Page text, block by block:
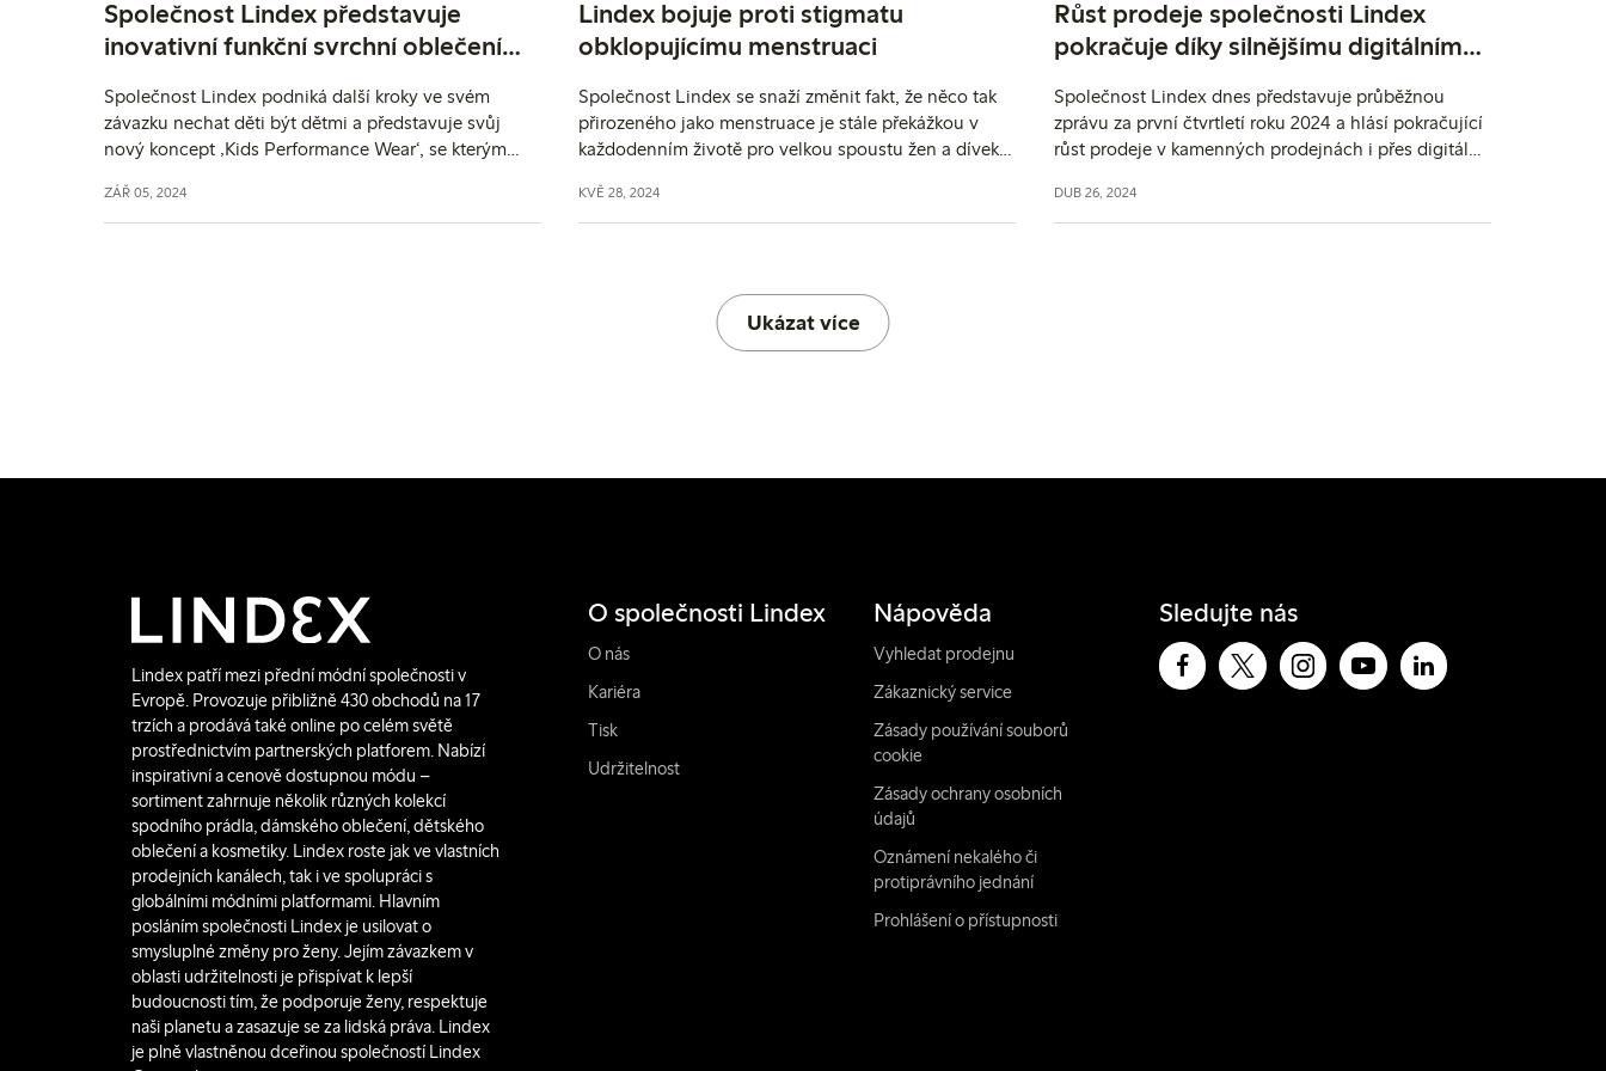
Společnost Lindex představuje
inovativní funkční svrchní oblečení
Společnost Lindex podniká další kroky ve svém
závazku nechat děti být dětmi a představuje svůj
nový koncept ‚Kids Performance Wear‘, se kterým
svrchního oblečení. Inovativní oděvy, které jsou
vyrobeny s přelomovým kinetickým designem, se
ZÁŘ 05, 2024
Lindex bojuje proti stigmatu
obklopujícímu menstruaci
Společnost Lindex se snaží změnit fakt, že něco tak
přirozeného jako menstruace je stále překážkou v
každodenním životě pro velkou spoustu žen a dívek.
připadá na 28. května, zdůrazňuje módní společnost
právě důležité téma menstruace. Společnost Lindex
povědomí o ní a o právo na menstruační zdraví.
KVĚ 28, 2024
Růst prodeje společnosti Lindex
pokračuje díky silnějšímu digitálnímu
Společnost Lindex dnes představuje průběžnou
zprávu za první čtvrtletí roku 2024 a hlásí pokračující
růst prodeje v kamenných prodejnách i přes digitální
DUB 26, 2024
Ukázat více
Lindex patří mezi přední módní společnosti v
Evropě. Provozuje přibližně 430 obchodů na 17
trzích a prodává také online po celém světě
prostřednictvím partnerských platforem. Nabízí
inspirativní a cenově dostupnou módu –
sortiment zahrnuje několik různých kolekcí
spodního prádla, dámského oblečení, dětského
oblečení a kosmetiky. Lindex roste jak ve vlastních
prodejních kanálech, tak i ve spolupráci s
globálními módními platformami. Hlavním
posláním společnosti Lindex je usilovat o
smysluplné změny pro ženy. Jejím závazkem v
oblasti udržitelnosti je přispívat k lepší
budoucnosti tím, že podporuje ženy, respektuje
naši planetu a zasazuje se za lidská práva. Lindex
je plně vlastněnou dceřinou společností Lindex
O společnosti Lindex
O nás
Kariéra
Tisk
Udržitelnost
Nápověda
Vyhledat prodejnu
Zákaznický service
Zásady používání souborů
cookie
Zásady ochrany osobních
údajů
Oznámení nekalého či
protiprávního jednání
Prohlášení o přístupnosti
Sledujte nás